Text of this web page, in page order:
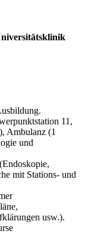
11,
Ambulanz (1
und
mit Stations- und
usw.).